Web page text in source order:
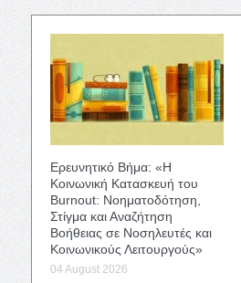
Ερευνητικό Βήμα: «Η
Κοινωνική Κατασκευή του
Burnout: Νοηματοδότηση,
Στίγμα και Αναζήτηση
Βοήθειας σε Νοσηλευτές και
Κοινωνικούς Λειτουργούς»
04 August 2026